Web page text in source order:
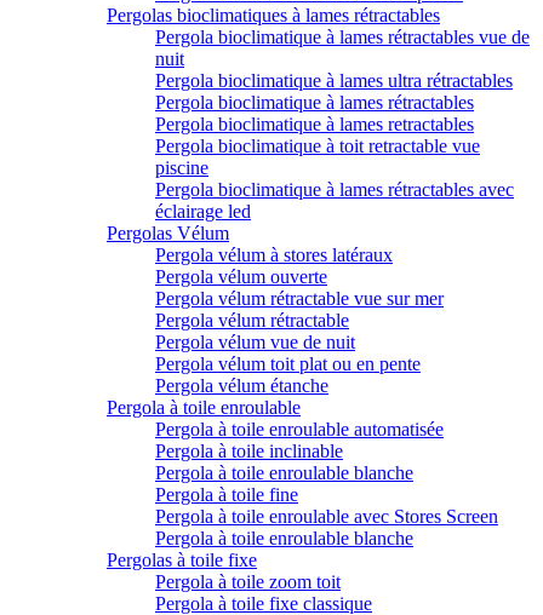
Pergolas bioclimatiques à lames rétractables
Pergola bioclimatique à lames rétractables vue de
nuit
Pergola bioclimatique à lames ultra rétractables
Pergola bioclimatique à lames rétractables
Pergola bioclimatique à lames retractables
Pergola bioclimatique à toit retractable vue
piscine
Pergola bioclimatique à lames rétractables avec
éclairage led
Pergolas Vélum
Pergola vélum à stores latéraux
Pergola vélum ouverte
Pergola vélum rétractable vue sur mer
Pergola vélum rétractable
Pergola vélum vue de nuit
Pergola vélum toit plat ou en pente
Pergola vélum étanche
Pergola à toile enroulable
Pergola à toile enroulable automatisée
Pergola à toile inclinable
Pergola à toile enroulable blanche
Pergola à toile fine
Pergola à toile enroulable avec Stores Screen
Pergola à toile enroulable blanche
Pergolas à toile fixe
Pergola à toile zoom toit
Pergola à toile fixe classique